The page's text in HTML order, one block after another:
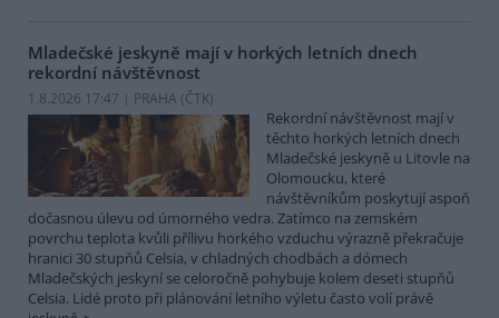
Mladečské jeskyně mají v horkých letních dnech
rekordní návštěvnost
1.8.2026 17:47 | PRAHA (ČTK)
Rekordní návštěvnost mají v
těchto horkých letních dnech
Mladečské jeskyně u Litovle na
Olomoucku, které
návštěvníkům poskytují aspoň
dočasnou úlevu od úmorného vedra. Zatímco na zemském
povrchu teplota kvůli přílivu horkého vzduchu výrazně překračuje
hranici 30 stupňů Celsia, v chladných chodbách a dómech
Mladečských jeskyní se celoročně pohybuje kolem deseti stupňů
Celsia. Lidé proto při plánování letního výletu často volí právě